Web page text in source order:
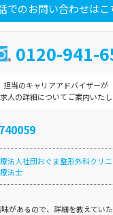
でのお問い合わせはこ
0120-941-
担当のキャリアアドバイザーが
人の詳細についてご案内いた
法人社団おぐま整形外科クリ
法士
があるので、詳細を教えてい